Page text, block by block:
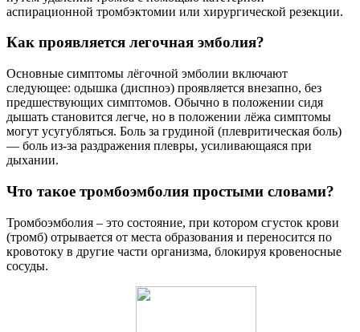
аспирационной тромбэктомии или хирургической резекции.
Как проявляется легочная эмболия?
Основные симптомы лёгочной эмболии включают
следующее: одышка (диспноэ) проявляется внезапно, без
предшествующих симптомов. Обычно в положении сидя
дышать становится легче, но в положении лёжа симптомы
могут усугубляться. Боль за грудиной (плевритическая боль)
— боль из-за раздражения плевры, усиливающаяся при
дыхании.
Что такое тромбоэмболия простыми словами?
Тромбоэмболия – это состояние, при котором сгусток крови
(тромб) отрывается от места образования и переносится по
кровотоку в другие части организма, блокируя кровеносные
сосуды.